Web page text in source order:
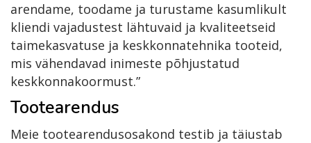
arendame, toodame ja turustame kasumlikult
kliendi vajadustest lähtuvaid ja kvaliteetseid
taimekasvatuse ja keskkonnatehnika tooteid,
mis vähendavad inimeste põhjustatud
keskkonnakoormust.”
Tootearendus
Meie tootearendusosakond testib ja täiustab